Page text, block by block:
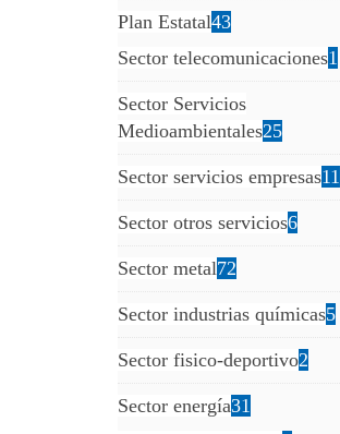
Plan Estatal43
Sector telecomunicaciones1
Sector Servicios
Medioambientales25
Sector servicios empresas11
Sector otros servicios6
Sector metal72
Sector industrias químicas5
Sector fisico-deportivo2
Sector energía31